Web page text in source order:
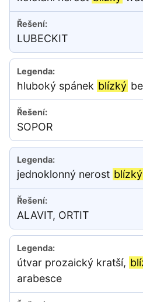
LUBECKIT
hluboký spánek blízký
SOPOR
jednoklonný nerost blízký
ALAVIT, ORTIT
útvar prozaický kratší,
arabesce